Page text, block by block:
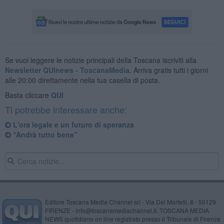
Se vuoi leggere le notizie principali della Toscana iscriviti alla
Newsletter QUInews - ToscanaMedia. Arriva gratis tutti i giorni
alle 20:00 direttamente nella tua casella di posta.
Basta cliccare QUI
Ti potrebbe interessare anche:
L'ora legale e un futuro di speranza
“Andrà tutto bene”
Editore Toscana Media Channel srl - Via Dei Martelli, 8 - 50129
FIRENZE - info@toscanamediachannel.it. TOSCANA MEDIA
NEWS quotidiano on line registrato presso il Tribunale di Firenze